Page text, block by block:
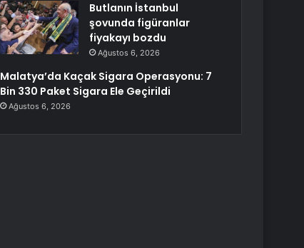
Butlanın İstanbul
şovunda figüranlar
fiyakayı bozdu
Ağustos 6, 2026
Malatya’da Kaçak Sigara Operasyonu: 7
Bin 330 Paket Sigara Ele Geçirildi
Ağustos 6, 2026